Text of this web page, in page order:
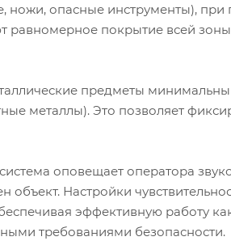
опасные инструменты), при
равномерное покрытие всей
предметы
металлы). Это позволяет
оповещает оператора
Настройки
эффективную работу
требованиями безопасности.